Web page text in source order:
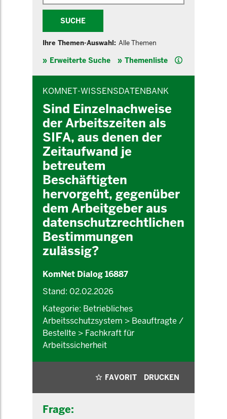
SUCHE
Ihre Themen-Auswahl: Alle Themen
Erweiterte Suche Themenliste Hilfe
KOMNET-WISSENSDATENBANK
Sind Einzelnachweise
der Arbeitszeiten als
SIFA, aus denen der
Zeitaufwand je
betreutem
Beschäftigten
hervorgeht, gegenüber
dem Arbeitgeber aus
datenschutzrechtlichen
Bestimmungen
zulässig?
KomNet Dialog 16887
Stand: 02.02.2026
Kategorie: Betriebliches
Arbeitsschutzsystem > Beauftragte /
Bestellte > Fachkraft für
Arbeitssicherheit
FAVORIT DRUCKEN
Frage: